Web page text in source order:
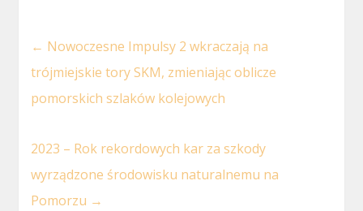
← Nowoczesne Impulsy 2 wkraczają na
trójmiejskie tory SKM, zmieniając oblicze
pomorskich szlaków kolejowych
2023 – Rok rekordowych kar za szkody
wyrządzone środowisku naturalnemu na
Pomorzu →